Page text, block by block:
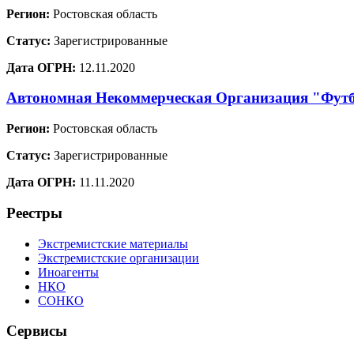
Регион: Ростовская область
Статус: Зарегистрированные
Дата ОГРН: 12.11.2020
Автономная Некоммерческая Организация
Регион: Ростовская область
Статус: Зарегистрированные
Дата ОГРН: 11.11.2020
Реестры
Экстремистские материалы
Экстремистские организации
Иноагенты
НКО
СОНКО
Сервисы